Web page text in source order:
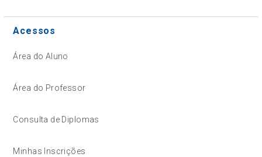
Acessos
Área do Aluno
Área do Professor
Consulta de Diplomas
Minhas Inscrições